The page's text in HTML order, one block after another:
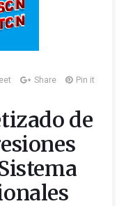
Share Pin it
de